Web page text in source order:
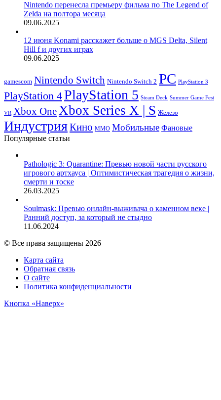
Nintendo перенесла премьеру фильма по The Legend of
Zelda на полтора месяца
09.06.2025
12 июня Konami расскажет больше о MGS Delta, Silent
Hill f и других играх
09.06.2025
gamescom Nintendo Switch Nintendo Switch 2 PC PlayStation 3
PlayStation 4PlayStation 5 Steam Deck Summer Game Fest
VR Xbox OneXbox Series X | S Железо
ИндустрияКино ММО Мобильные Фановые
Популярные статьи
Pathologic 3: Quarantine: Превью новой части русского
игрового артхауса | Оптимистическая трагедия о жизни,
смерти и тоске
26.03.2025
Soulmask: Превью онлайн-выживача о каменном веке |
Ранний доступ, за который не стыдно
11.06.2024
© Все права защищены 2026
Карта сайта
Обратная связь
О сайте
Политика конфиденциальности
Кнопка «Наверх»